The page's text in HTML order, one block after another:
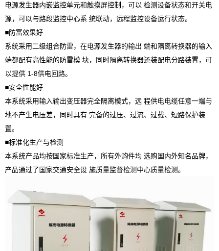
电源发生器内嵌监控单元和触摸屏控制，可以 检测设备状态和开关电
源，可以与路段监控中心系 统联动，远程监控设备运行状态。
■防富效果好
系统采用二级组合防雷，在电源发生器的输出 端和隔离转换器的输入
端都配有高性能的防雷模 块，同时隔离转换器还装配电分路装置，可
以提供 1-8供电回路。
■安全性能好
本系统采用输入输出变压器完全隔离模式，远 程供电电缆任意一端与
地不产生电压差，同时具有 完备的过压、过流、过载、短路保护装
置。
■标准化生产与检测
本系统产品均按国家标准生产，所有外购件均 选购国内外知名品牌，
产品通过了国家交通安全设 施质量监督检测中心质量检测。